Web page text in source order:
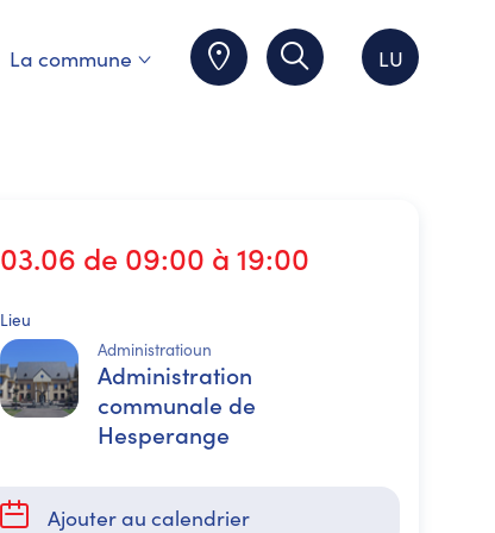
La commune LU
03.06 de 09:00 à 19:00
Lieu
Administratioun
Administration
communale de
Hesperange
Ajouter au calendrier